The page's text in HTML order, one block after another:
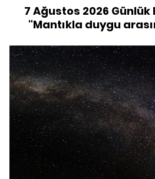
7 Ağustos 2026 Günlük
"Mantıkla duygu